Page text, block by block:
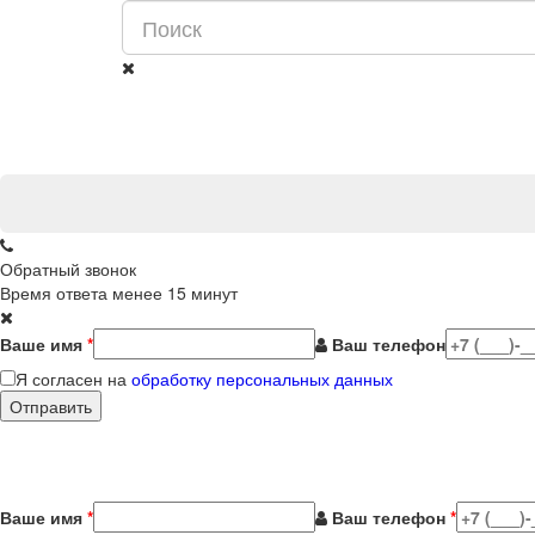
Обратный звонок
Время ответа менее 15 минут
Ваше имя *
Ваш телефон
Я согласен на обработку персональных данных
Ваше имя * Ваш телефон *